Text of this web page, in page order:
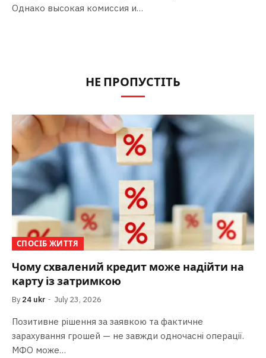
Однако высокая комиссия и…
НЕ ПРОПУСТІТЬ
СПОСІБ ЖИТТЯ
Чому схвалений кредит може надійти на
карту із затримкою
By 24 ukr July 23, 2026
Позитивне рішення за заявкою та фактичне
зарахування грошей — не завжди одночасні операції.
МФО може…